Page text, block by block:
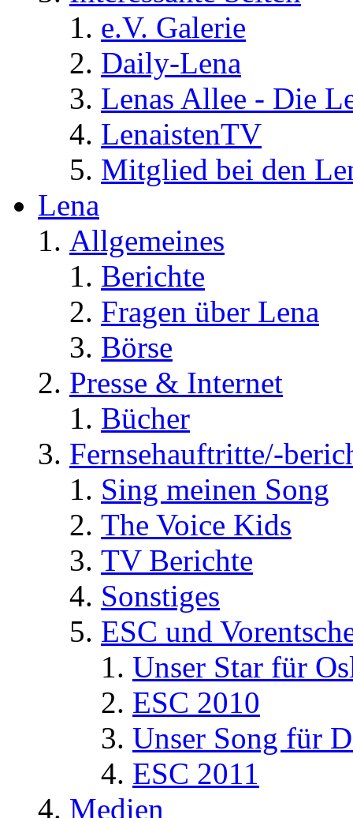
e.V. Galerie
Daily-Lena
Lenas Allee - Die
LenaistenTV
Mitglied bei den
Lena
Allgemeines
Berichte
Fragen über Lena
Börse
Presse & Internet
Bücher
Fernsehauftritte/-
Sing meinen Song
The Voice Kids
TV Berichte
Sonstiges
ESC und
Unser Star für
ESC 2010
Unser Song für
ESC 2011
Medien